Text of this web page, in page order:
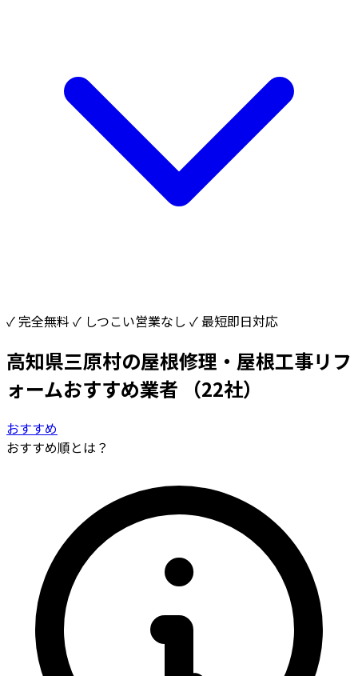
✓ 完全無料 ✓ しつこい営業なし ✓ 最短即日対応
高知県三原村の屋根修理・屋根工事リフ
ォームおすすめ業者
（22社）
おすすめ
おすすめ順とは？